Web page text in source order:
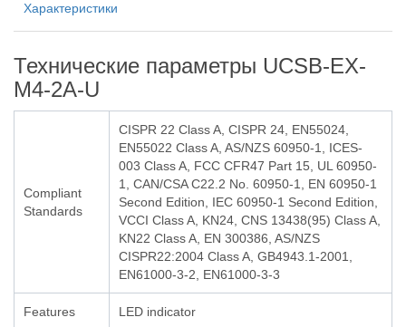
Характеристики
Технические параметры UCSB-EX-
M4-2A-U
Compliant
Standards
CISPR 22 Class A, CISPR 24, EN55024,
EN55022 Class A, AS/NZS 60950-1, ICES-
003 Class A, FCC CFR47 Part 15, UL 60950-
1, CAN/CSA C22.2 No. 60950-1, EN 60950-1
Second Edition, IEC 60950-1 Second Edition,
VCCI Class A, KN24, CNS 13438(95) Class A,
KN22 Class A, EN 300386, AS/NZS
CISPR22:2004 Class A, GB4943.1-2001,
EN61000-3-2, EN61000-3-3
Features LED indicator